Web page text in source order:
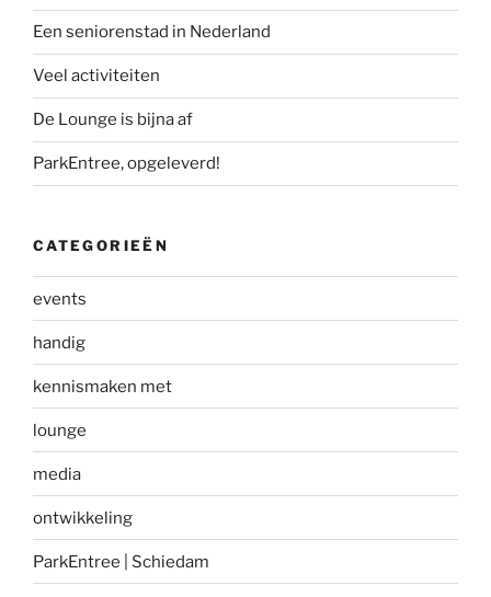
Een seniorenstad in Nederland
Veel activiteiten
De Lounge is bijna af
ParkEntree, opgeleverd!
CATEGORIEËN
events
handig
kennismaken met
lounge
media
ontwikkeling
ParkEntree | Schiedam